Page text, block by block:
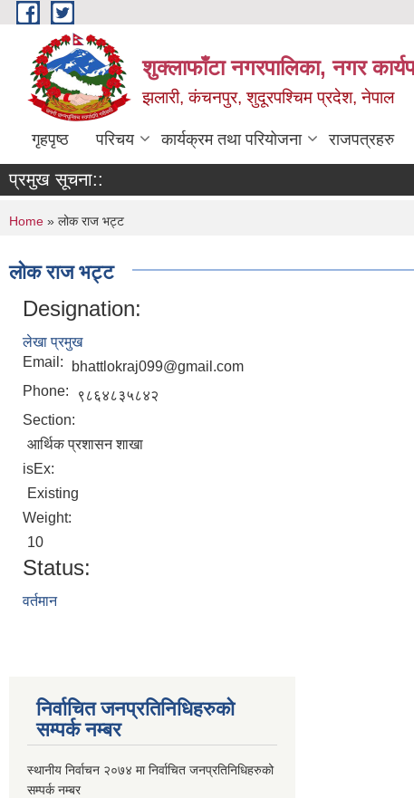
Skip to main content
शुक्लाफाँटा नगरपालिका, नगर
झलारी, कंचनपुर, शुदूरपश्चिम प्रदेश, नेपाल
गृहपृष्ठ परिचय कार्यक्रम तथा परियोजना राजपत्रहरु
प्रमुख सूचना::
You are here
Home » लोक राज भट्ट
लोक राज भट्ट
Designation:
लेखा प्रमुख
Email:
bhattlokraj099@gmail.com
Phone:
९८६४८३५८४२
Section:
आर्थिक प्रशासन शाखा
isEx:
Existing
Weight:
10
Status:
वर्तमान
निर्वाचित जनप्रतिनिधिहरुको
सम्पर्क नम्बर
स्थानीय निर्वाचन २०७४ मा निर्वाचित जनप्रतिनिधिहरुको
सम्पर्क नम्बर